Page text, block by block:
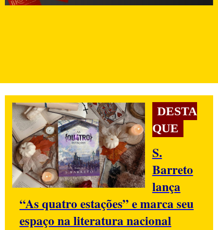
DESTA
QUE
S.
Barreto
lança
“As quatro estações” e marca seu
espaço na literatura nacional